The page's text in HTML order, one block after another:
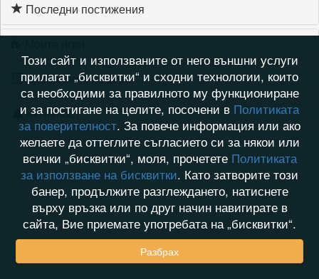
Последни постижения
Хронология на игри
Активност
Този сайт и използваните от него външни услуги
прилагат „бисквитки“ и сходни технологии, които
са необходими за правилното му функциониране
и за постигане на целите, посочени в Политиката
за поверителност. За повече информация или ако
желаете да оттеглите съгласието си за някои или
всички „бисквитки“, моля, прочетете Политиката
за използване на бисквитки. Като затворите този
банер, продължите разглеждането, натиснете
върху връзка или по друг начин навигирате в
сайта, Вие приемате употребата на „бисквитки“.
Разбрах